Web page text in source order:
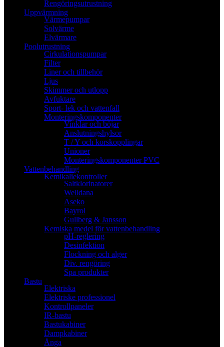
Rengöringsutrustning
Uppvärmning
Värmepumpar
Solvärme
Elvärmare
Poolutrustning
Cirkulationspumpar
Filter
Liner och tillbehör
Ljus
Skimmer och utlopp
Avfuktare
Sport- lek och vattenfall
Monteringskomponenter
Vinklar och böjar
Anslutningshylsor
T / Y och korskopplingar
Unioner
Monteringskomponenter PVC
Vattenbehandling
Kemikaliekontroller
Saltklorinatorer
Welldana
Aseko
Bayrol
Gullberg & Jansson
Kemiska medel för vattenbehandling
pH-reglering
Desinfektion
Flockning och alger
Div. rengöring
Spa produkter
Bastu
Elektriska
Elektriske professionel
Kontrollpaneler
IR-bastu
Bastukabiner
Dampkabiner
Ånga